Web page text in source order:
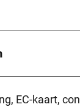
EC-kaart,